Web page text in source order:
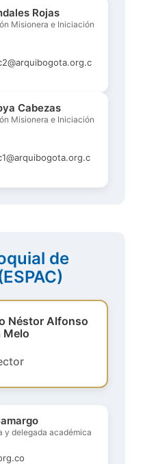
Rojas
Misionera e Iniciación
Cabezas
Misionera e Iniciación
de
Néstor Alfonso
Melo
y delegada académica